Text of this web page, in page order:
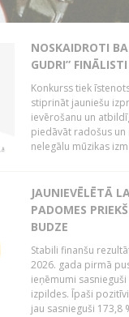
NOSKAIDROTI
GUDRI” FINĀLISTI
Konkurss tiek
stiprināt jauniešu
ievērošanu un
piedāvāt radošus
nelegālu mūzikas
JAUNIEVĒLĒTĀ
PADOMES
BUDZE
Stabili finanšu
2026. gada pirmā
ieņēmumi
izpildes. Īpaši
jau sasnieguši 173,8